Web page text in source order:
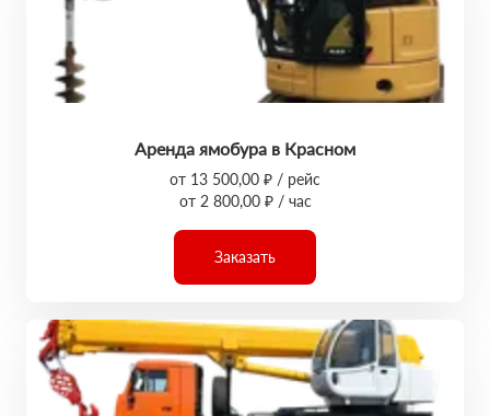
Аренда ямобура в Красном
от 13 500,00 ₽ / рейс
от 2 800,00 ₽ / час
Заказать